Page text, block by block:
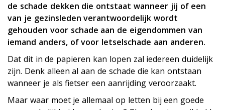
de schade dekken die ontstaat wanneer jij of een
van je gezinsleden verantwoordelijk wordt
gehouden voor schade aan de eigendommen van
iemand anders, of voor letselschade aan anderen.
Dat dit in de papieren kan lopen zal iedereen duidelijk
zijn. Denk alleen al aan de schade die kan ontstaan
wanneer je als fietser een aanrijding veroorzaakt.
Maar waar moet je allemaal op letten bij een goede